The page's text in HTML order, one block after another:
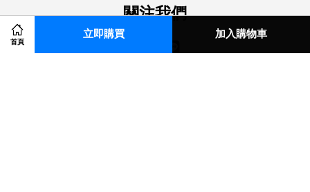
首頁
立即購買 加入購物車
關注我們